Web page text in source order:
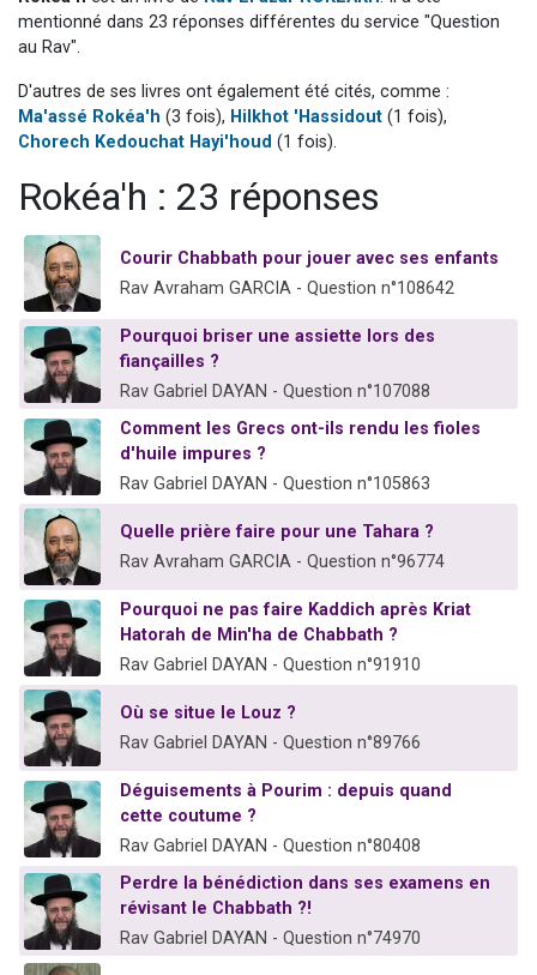
17 personnes viennent de demander une bénédiction
Il reste 49 places pour étudier en groupe sur Zoom
Eva vient de donner son Maasser
mentionné dans 23 réponses différentes du service "Question
au Rav".
D'autres de ses livres ont également été cités, comme :
Ma'assé Rokéa'h (3 fois), Hilkhot 'Hassidout (1 fois),
Chorech Kedouchat Hayi'houd (1 fois).
Rokéa'h : 23 réponses
Courir Chabbath pour jouer avec ses enfants
Rav Avraham GARCIA - Question n°108642
Pourquoi briser une assiette lors des
fiançailles ?
Rav Gabriel DAYAN - Question n°107088
Comment les Grecs ont-ils rendu les fioles
d'huile impures ?
Rav Gabriel DAYAN - Question n°105863
Quelle prière faire pour une Tahara ?
Rav Avraham GARCIA - Question n°96774
Pourquoi ne pas faire Kaddich après Kriat
Hatorah de Min'ha de Chabbath ?
Rav Gabriel DAYAN - Question n°91910
Où se situe le Louz ?
Rav Gabriel DAYAN - Question n°89766
Déguisements à Pourim : depuis quand
cette coutume ?
Rav Gabriel DAYAN - Question n°80408
Perdre la bénédiction dans ses examens en
révisant le Chabbath ?!
Rav Gabriel DAYAN - Question n°74970